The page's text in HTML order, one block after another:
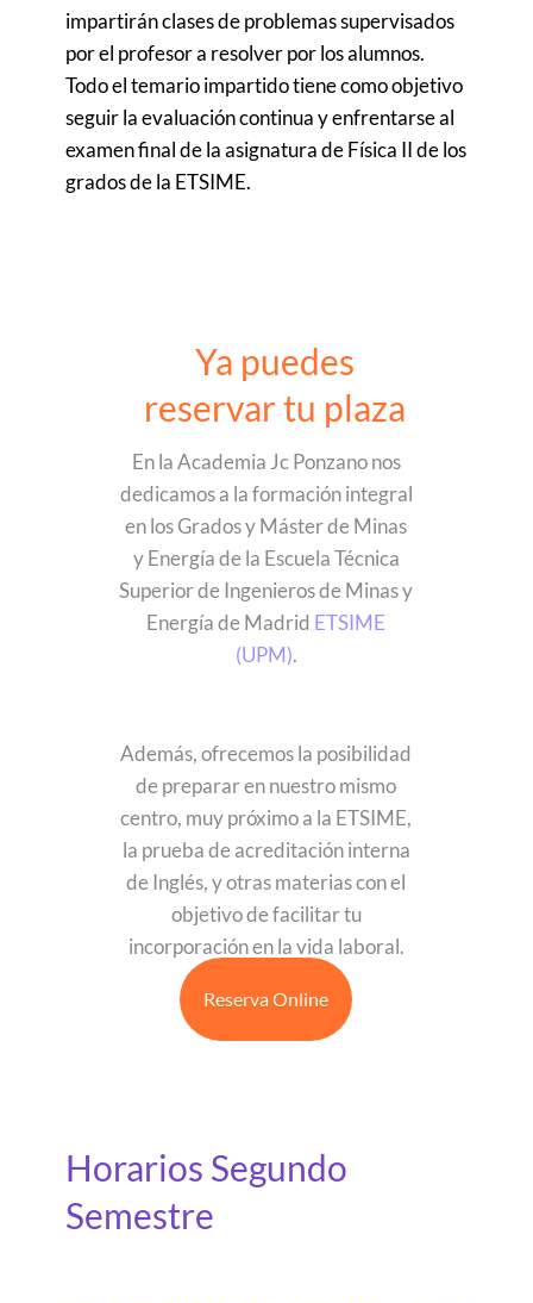
impartirán clases de problemas supervisados
por el profesor a resolver por los alumnos.
Todo el temario impartido tiene como objetivo
seguir la evaluación continua y enfrentarse al
examen final de la asignatura de Física II de los
grados de la ETSIME.
Ya puedes
reservar tu plaza
En la Academia Jc Ponzano nos
dedicamos a la formación integral
en los Grados y Máster de Minas
y Energía de la Escuela Técnica
Superior de Ingenieros de Minas y
Energía de Madrid ETSIME
(UPM).
Además, ofrecemos la posibilidad
de preparar en nuestro mismo
centro, muy próximo a la ETSIME,
la prueba de acreditación interna
de Inglés, y otras materias con el
objetivo de facilitar tu
incorporación en la vida laboral.
Reserva Online
Horarios Segundo
Semestre